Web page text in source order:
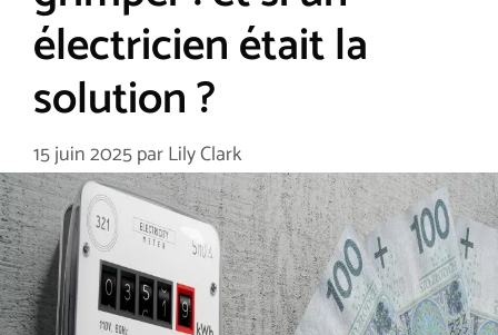
électricien était la
solution ?
15 juin 2025parLily Clark